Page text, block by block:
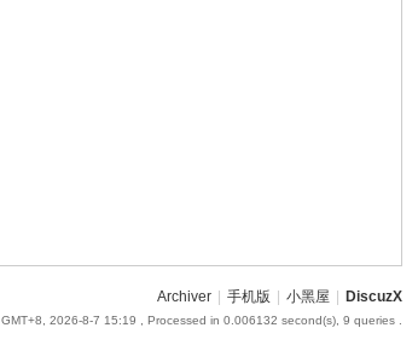
Archiver 手机版 小黑屋 DiscuzX
GMT+8, 2026-8-7 15:19 , Processed in 0.006132 second(s), 9 queries .